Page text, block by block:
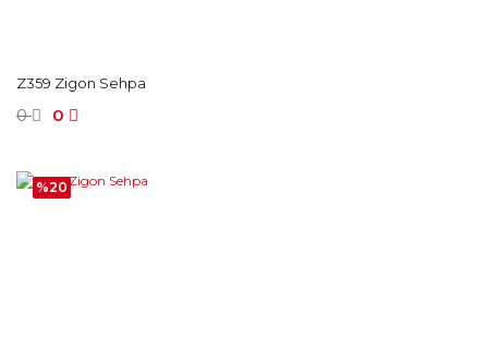
Z359 Zigon Sehpa
0 0
%20